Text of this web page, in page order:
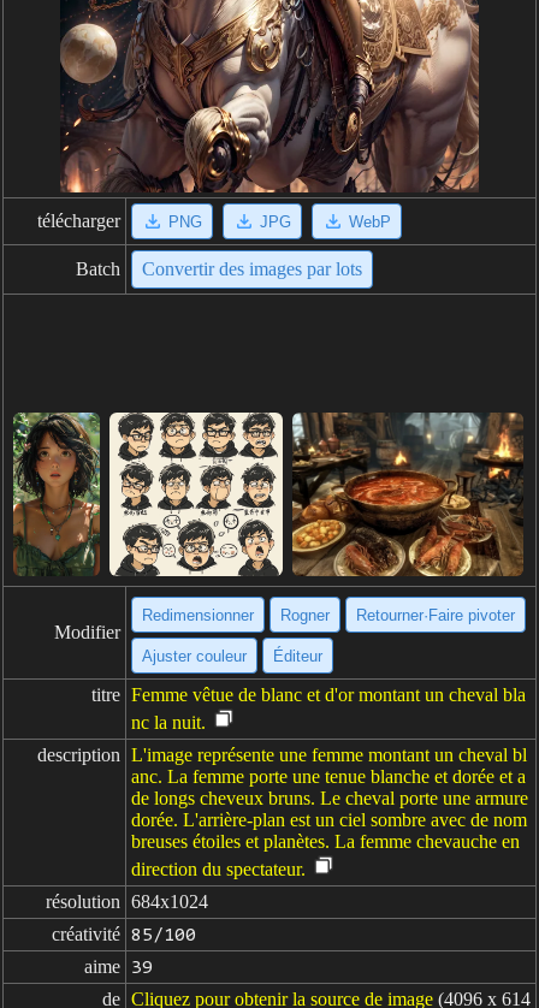
télécharger PNG JPG WebP
Batch Convertir des images par lots
Modifier
Redimensionner Rogner Retourner·Faire pivoter
Ajuster couleur Éditeur
titre Femme vêtue de blanc et d'or montant un cheval bla
nc la nuit.
description L'image représente une femme montant un cheval bl
anc. La femme porte une tenue blanche et dorée et a
de longs cheveux bruns. Le cheval porte une armure
dorée. L'arrière-plan est un ciel sombre avec de nom
breuses étoiles et planètes. La femme chevauche en
direction du spectateur.
résolution 684x1024
créativité 85/100
aime 39
de Cliquez pour obtenir la source de image (4096 x 614